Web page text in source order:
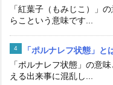
「紅葉子（もみじこ）」
らこという意味です...
「ポルナレフ状態」と
「ポルナレフ状態」の意
える出来事に混乱し...